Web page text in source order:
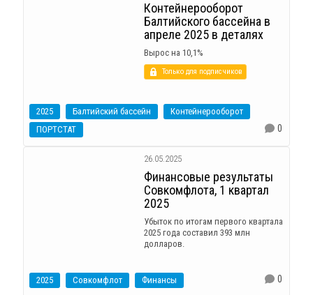
Контейнерооборот
Балтийского бассейна в
апреле 2025 в деталях
Вырос на 10,1%
Только для подписчиков
2025 Балтийский бассейн
Контейнерооборот
ПОРТСТАТ
0
26.05.2025
Финансовые результаты
Совкомфлота, 1 квартал
2025
Убыток по итогам первого квартала
2025 года составил 393 млн
долларов.
2025 Совкомфлот Финансы 0